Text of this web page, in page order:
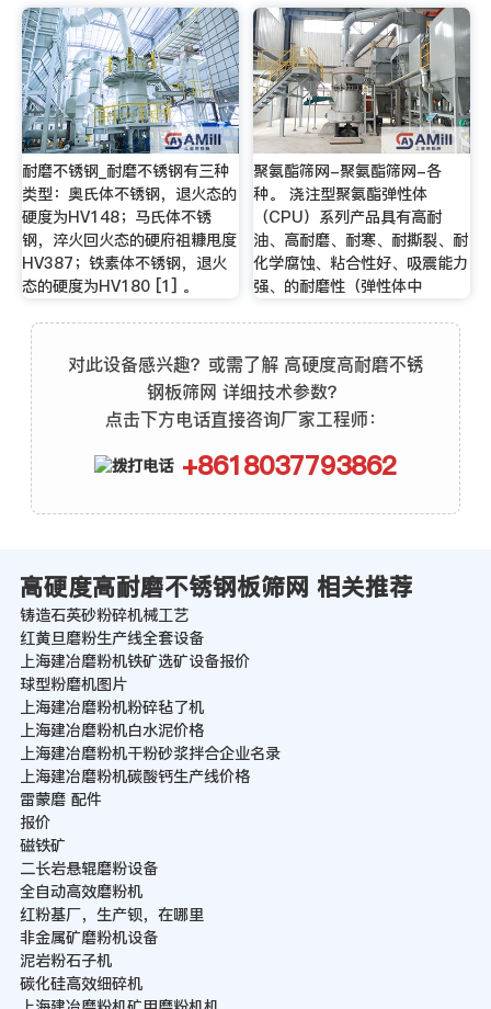
耐磨不锈钢_耐磨不锈钢有三种
类型：奥氏体不锈钢，退火态的
硬度为HV148；马氏体不锈
钢，淬火回火态的硬府祖糠甩度
HV387；铁素体不锈钢，退火
态的硬度为HV180 [1] 。
聚氨酯筛网-聚氨酯筛网-各
种。 浇注型聚氨酯弹性体
（CPU）系列产品具有高耐
油、高耐磨、耐寒、耐撕裂、耐
化学腐蚀、粘合性好、吸震能力
强、的耐磨性（弹性体中
对此设备感兴趣？或需了解 高硬度高耐磨不锈
钢板筛网 详细技术参数？
点击下方电话直接咨询厂家工程师：
+8618037793862
高硬度高耐磨不锈钢板筛网 相关推荐
铸造石英砂粉碎机械工艺
红黄旦磨粉生产线全套设备
上海建冶磨粉机铁矿选矿设备报价
球型粉磨机图片
上海建冶磨粉机粉碎毡了机
上海建冶磨粉机白水泥价格
上海建冶磨粉机干粉砂浆拌合企业名录
上海建冶磨粉机碳酸钙生产线价格
雷蒙磨 配件
报价
磁铁矿
二长岩悬辊磨粉设备
全自动高效磨粉机
红粉基厂，生产钡，在哪里
非金属矿磨粉机设备
泥岩粉石子机
碳化硅高效细碎机